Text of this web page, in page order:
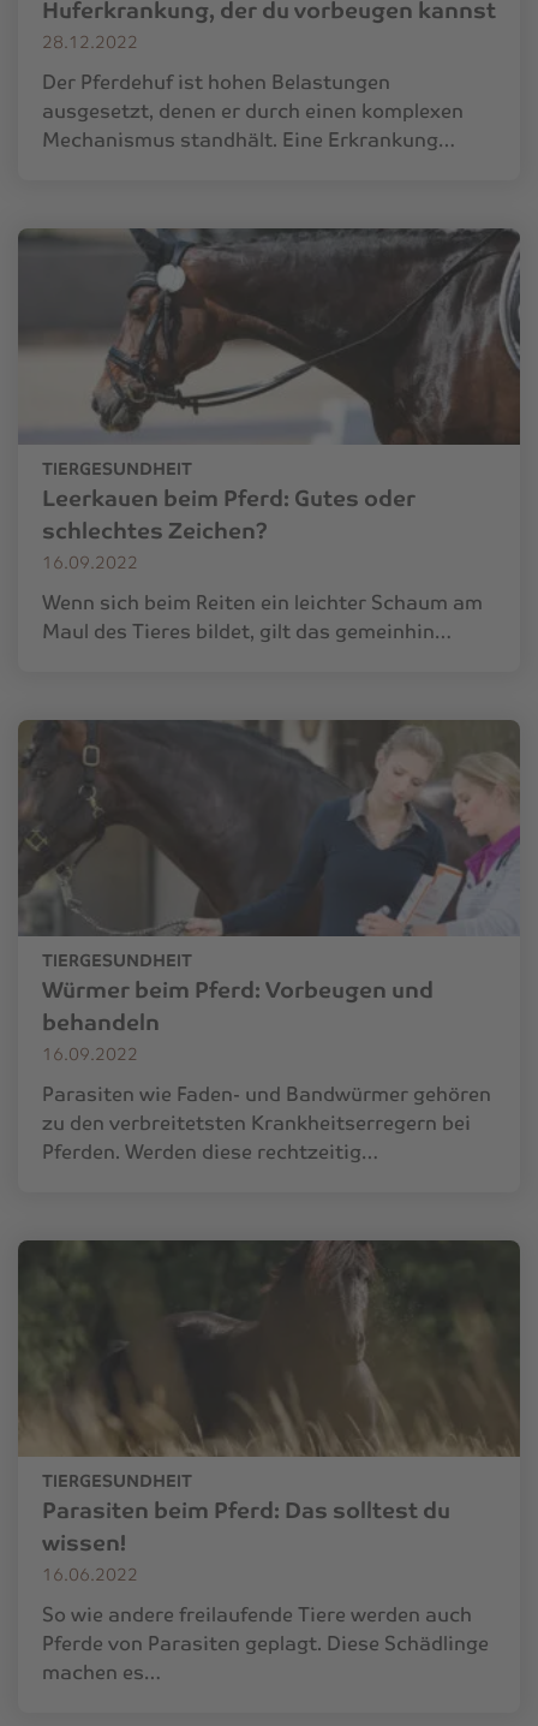
Huferkrankung, der du vorbeugen kannst
28.12.2022
Der Pferdehuf ist hohen Belastungen
ausgesetzt, denen er durch einen komplexen
Mechanismus standhält. Eine Erkrankung…
TIERGESUNDHEIT
Leerkauen beim Pferd: Gutes oder
schlechtes Zeichen?
16.09.2022
Wenn sich beim Reiten ein leichter Schaum am
Maul des Tieres bildet, gilt das gemeinhin…
TIERGESUNDHEIT
Würmer beim Pferd: Vorbeugen und
behandeln
16.09.2022
Parasiten wie Faden- und Bandwürmer gehören
zu den verbreitetsten Krankheitserregern bei
Pferden. Werden diese rechtzeitig…
TIERGESUNDHEIT
Parasiten beim Pferd: Das solltest du
wissen!
16.06.2022
So wie andere freilaufende Tiere werden auch
Pferde von Parasiten geplagt. Diese Schädlinge
machen es…